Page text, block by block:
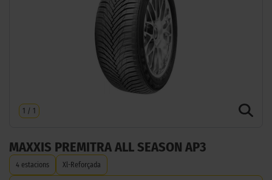
1 / 1
MAXXIS PREMITRA ALL SEASON AP3
4 estacions Xl-Reforçada